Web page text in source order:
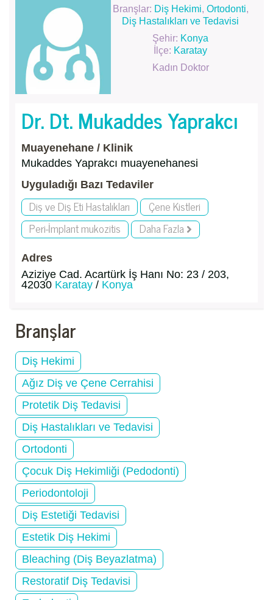
Branşlar: Diş Hekimi, Ortodonti,
Diş Hastalıkları ve Tedavisi
Şehir: Konya
İlçe: Karatay
Kadın Doktor
Dr. Dt. Mukaddes Yaprakcı
Muayenehane / Klinik
Mukaddes Yaprakcı muayenehanesi
Uyguladığı Bazı Tedaviler
Diş ve Diş Eti Hastalıkları
Çene Kistleri
Peri-İmplant mukozitis
Daha Fazla
Adres
Aziziye Cad. Acartürk İş Hanı No: 23 / 203,
42030 Karatay / Konya
Branşlar
Diş Hekimi
Ağız Diş ve Çene Cerrahisi
Protetik Diş Tedavisi
Diş Hastalıkları ve Tedavisi
Ortodonti
Çocuk Diş Hekimliği (Pedodonti)
Periodontoloji
Diş Estetiği Tedavisi
Estetik Diş Hekimi
Bleaching (Diş Beyazlatma)
Restoratif Diş Tedavisi